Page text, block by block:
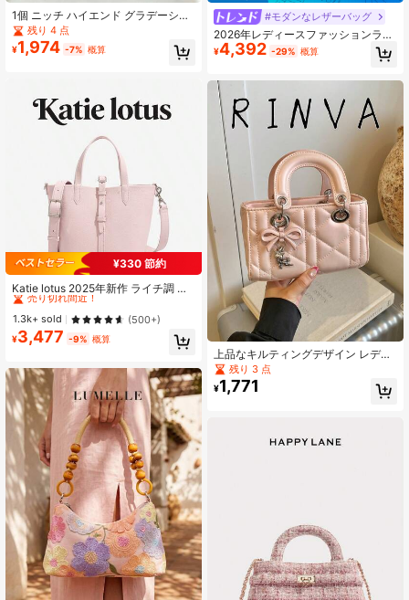
1個 ニッチ ハイエンド グラデーショ
ン レディースバッグ 2026年スタイ
ル、ファッショナブルなラグジュア
リー ベストセラー 新作、ラインスト
日常通勤、クリスマスギフト、パー
ティー、ブライダルバッグに適して
います (ランダムなネームプレート文
残り 4 点
¥1,974 -7% 概算
¥330 節約
Katie lotus 2025年新作 ライチ調 ピ
クニックバスケット バケツバッグ、
レディースハンドバッグ、七夕祭り
のギフトに
#2 ベストセラー
売り切れ間近！
#2 ベストセラー
売り切れ間近！
#2 ベストセラー
売り切れ間近！
#2 ベストセラー
に マルチカラー 女性用トップハンドルバッグ
1.3k+ sold (500+)
¥3,477 -9% 概算
#モダンなレザーバッグ
2026年レディースファッションラグ
ジュアリーハンドバッグ、大容量プ
レミアムハンドバッグ、エレガント
繍デザイン通勤バッグ、PU
¥4,392 -29% 概算
上品なキルティングデザイン レディ
ース ハンドバッグ コンキュビーンバ
ッグ エレガントなペンダント装飾 ピ
ンク 調節可能なショルダーストラッ
残り 3 点
¥1,771